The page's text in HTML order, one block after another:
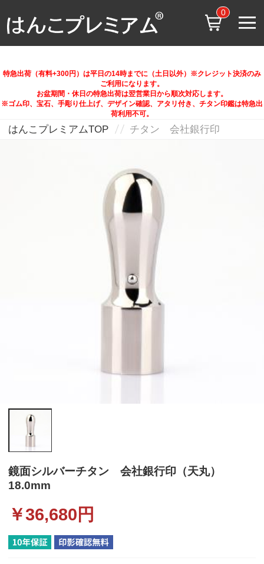
0
特急出荷（有料+300円）は平日の14時までに（土日以外）※クレジット決済のみ
ご利用になります。
お盆期間・休日の特急出荷は翌営業日から順次対応します。
※ゴム印、宝石、手彫り仕上げ、デザイン確認、アタリ付き、チタン印鑑は特急出
荷利用不可。
はんこプレミアムTOP チタン 会社銀行印
鏡面シルバーチタン 会社銀行印（天丸）
18.0mm
￥36,680 円